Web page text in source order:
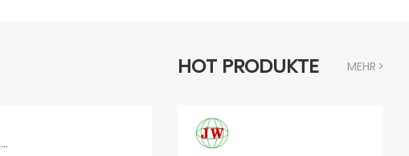
Gussteile für medizinische Maschinen
HOT PRODUKTE MEHR >